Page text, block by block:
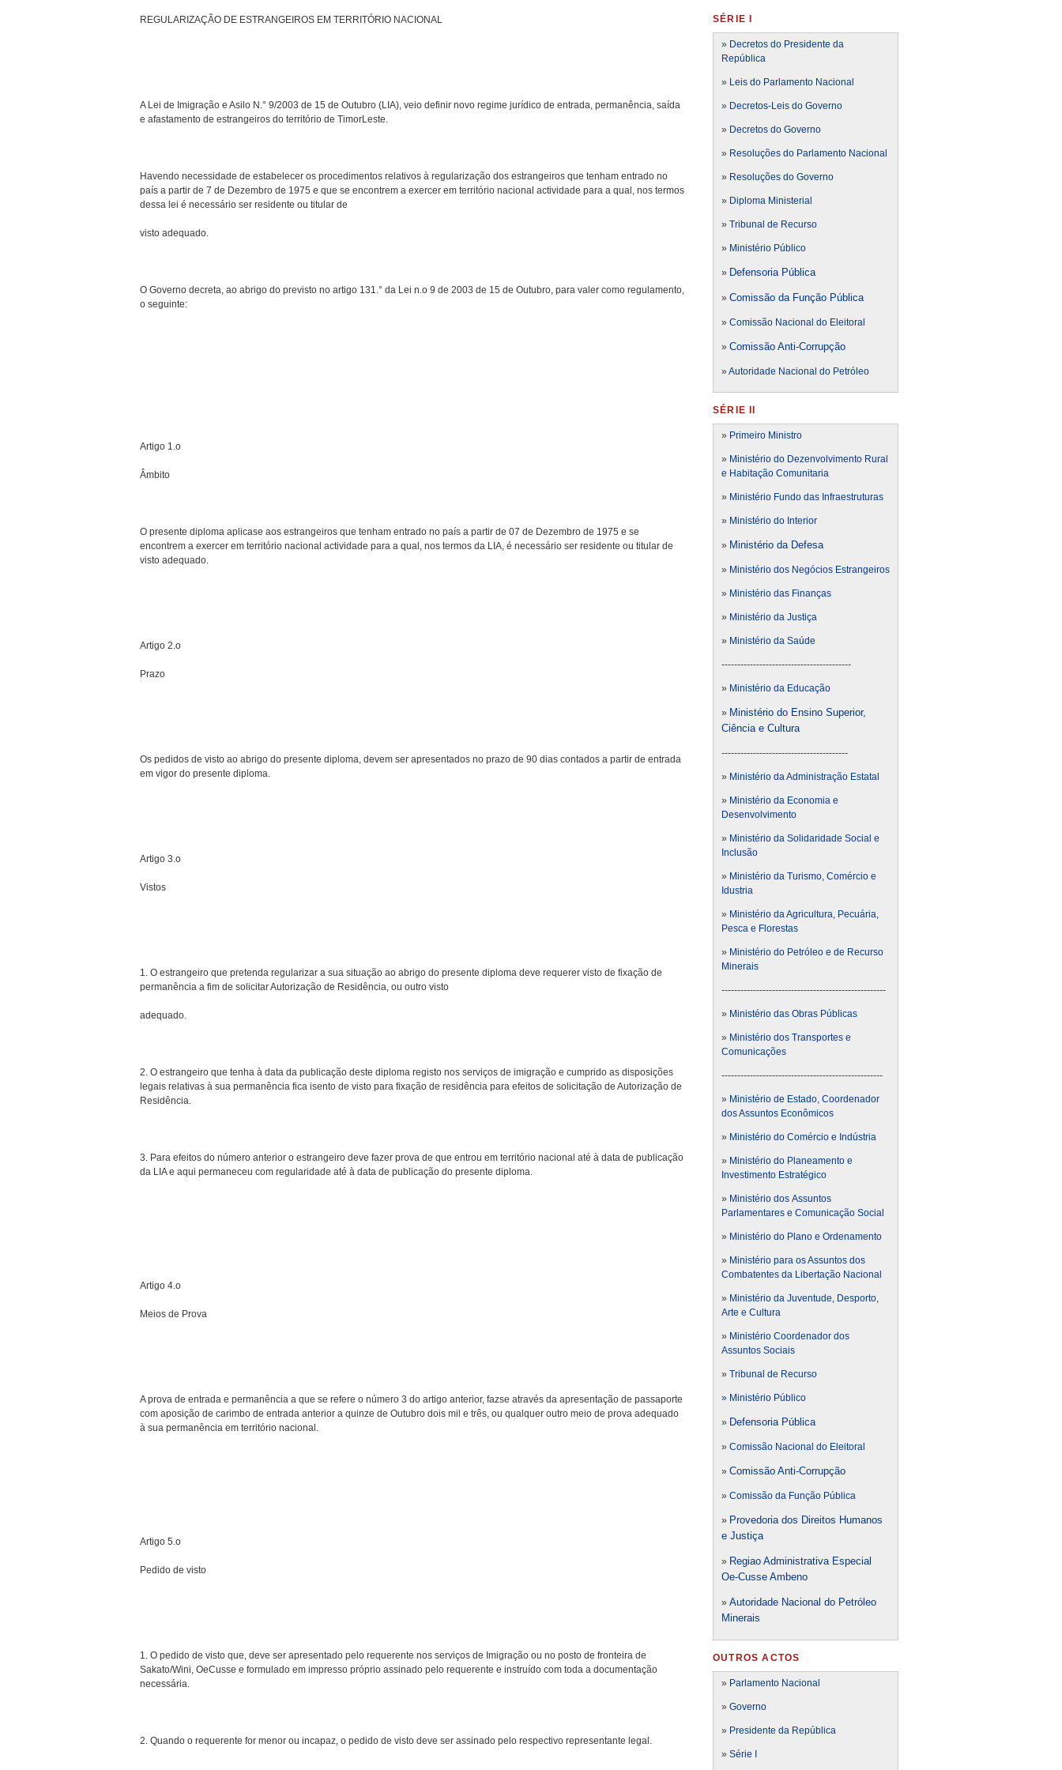
REGULARIZAÇÃO DE ESTRANGEIROS EM TERRITÓRIO NACIONAL
A Lei de Imigração e Asilo N.° 9/2003 de 15 de Outubro (LIA), veio definir novo regime jurídico de entrada, permanência, saída
e afastamento de estrangeiros do território de Timor­Leste.
Havendo necessidade de estabelecer os procedimentos relativos à regularização dos estrangeiros que tenham entrado no
país a partir de 7 de Dezembro de 1975 e que se encontrem a exercer em território nacional actividade para a qual, nos termos
dessa lei é necessário ser residente ou titular de
visto adequado.
O Governo decreta, ao abrigo do previsto no artigo 131.° da Lei n.o 9 de 2003 de 15 de Outubro, para valer como regulamento,
o seguinte:
Artigo 1.o
Âmbito
O presente diploma aplica­se aos estrangeiros que tenham entrado no país a partir de 07 de Dezembro de 1975 e se
encontrem a exercer em território nacional actividade para a qual, nos termos da LIA, é necessário ser residente ou titular de
visto adequado.
Artigo 2.o
Prazo
Os pedidos de visto ao abrigo do presente diploma, devem ser apresentados no prazo de 90 dias contados a partir de entrada
em vigor do presente diploma.
Artigo 3.o
Vistos
1. O estrangeiro que pretenda regularizar a sua situação ao abrigo do presente diploma deve requerer visto de fixação de
permanência a fim de solicitar Autorização de Residência, ou outro visto
adequado.
2. O estrangeiro que tenha à data da publicação deste diploma registo nos serviços de imigração e cumprido as disposições
legais relativas à sua permanência fica isento de visto para fixação de residência para efeitos de solicitação de Autorização de
Residência.
3. Para efeitos do número anterior o estrangeiro deve fazer prova de que entrou em território nacional até à data de publicação
da LIA e aqui permaneceu com regularidade até à data de publicação do presente diploma.
Artigo 4.o
Meios de Prova
A prova de entrada e permanência a que se refere o número 3 do artigo anterior, faz­se através da apresentação de passaporte
com aposição de carimbo de entrada anterior a quinze de Outubro dois mil e três, ou qualquer outro meio de prova adequado
à sua permanência em território nacional.
Artigo 5.o
Pedido de visto
1. O pedido de visto que, deve ser apresentado pelo requerente nos serviços de Imigração ou no posto de fronteira de
Sakato/Wini, Oe­Cusse e formulado em impresso próprio assinado pelo requerente e instruído com toda a documentação
necessária.
2. Quando o requerente for menor ou incapaz, o pedido de visto deve ser assinado pelo respectivo representante legal.
SÉRIE I
» Decretos do Presidente da
República
» Leis do Parlamento Nacional
» Decretos-Leis do Governo
» Decretos do Governo
» Resoluções do Parlamento Nacional
» Resoluções do Governo
» Diploma Ministerial
» Tribunal de Recurso
» Ministério Público
» Defensoria Pública
» Comissão da Função Pública
» Comissão Nacional do Eleitoral
» Comissão Anti-Corrupção
» Autoridade Nacional do Petróleo
SÉRIE II
» Primeiro Ministro
» Ministério do Dezenvolvimento Rural
e Habitação Comunitaria
» Ministério Fundo das Infraestruturas
» Ministério do Interior
» Ministério da Defesa
» Ministério dos Negócios Estrangeiros
» Ministério das Finanças
» Ministério da Justiça
» Ministério da Saúde
-----------------------------------------
» Ministério da Educação
» Ministério do Ensino Superior,
Ciência e Cultura
----------------------------------------
» Ministério da Administração Estatal
» Ministério da Economia e
Desenvolvimento
» Ministério da Solidaridade Social e
Inclusão
» Ministério da Turismo, Comércio e
Idustria
» Ministério da Agricultura, Pecuária,
Pesca e Florestas
» Ministério do Petróleo e de Recurso
Minerais
----------------------------------------------------
» Ministério das Obras Públicas
» Ministério dos Transportes e
Comunicações
---------------------------------------------------
» Ministério de Estado, Coordenador
dos Assuntos Econômicos
» Ministério do Comércio e Indústria
» Ministério do Planeamento e
Investimento Estratégico
» Ministério dos Assuntos
Parlamentares e Comunicação Social
» Ministério do Plano e Ordenamento
» Ministério para os Assuntos dos
Combatentes da Libertação Nacional
» Ministério da Juventude, Desporto,
Arte e Cultura
» Ministério Coordenador dos
Assuntos Sociais
» Tribunal de Recurso
» Ministério Público
» Defensoria Pública
» Comissão Nacional do Eleitoral
» Comissão Anti-Corrupção
» Comissão da Função Pública
» Provedoria dos Direitos Humanos
e Justiça
» Regiao Administrativa Especial
Oe-Cusse Ambeno
» Autoridade Nacional do Petróleo
Minerais
OUTROS ACTOS
» Parlamento Nacional
» Governo
» Presidente da República
» Série I